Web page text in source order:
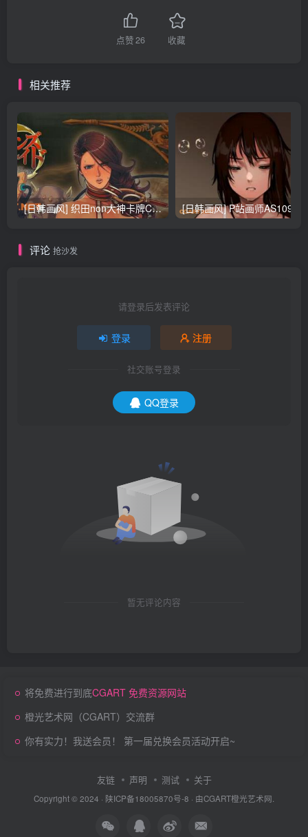
点赞26 收藏
相关推荐
[日韩画风] 织田non大神卡牌CG插画设计画集256P 161M_CG原画资源
评论 抢沙发
请登录后发表评论
登录 注册
社交账号登录
QQ登录
暂无评论内容
将免费进行到底CGART 免费资源网站
橙光艺术网（CGART）交流群
你有实力！我送会员！ 第一届兑换会员活动开启~
友链 声明 测试 关于
Copyright © 2024 · 陕ICP备18005870号-8 · 由CGART橙光艺术网.